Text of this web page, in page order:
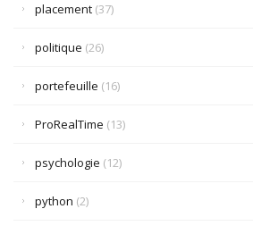
placement (37)
politique (26)
portefeuille (16)
ProRealTime (13)
psychologie (12)
python (2)